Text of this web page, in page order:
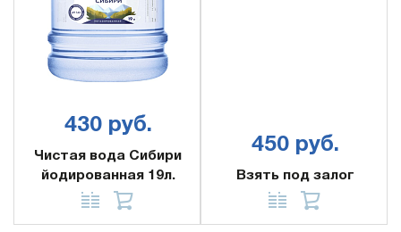
430 руб.
Чистая вода Сибири
йодированная 19л.
450 руб.
Взять под залог